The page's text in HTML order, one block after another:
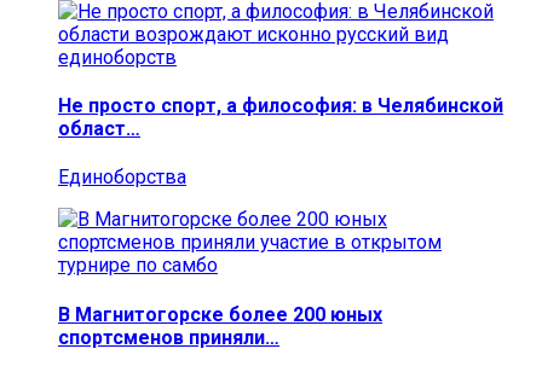
Не просто спорт, а философия: в Челябинской
област…
Единоборства
В Магнитогорске более 200 юных
спортсменов приняли…